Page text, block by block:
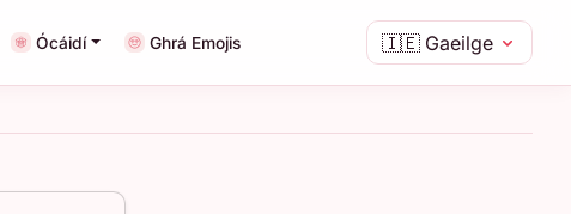
🇮🇪 Gaeilge
Ócáidí Ghrá Emojis